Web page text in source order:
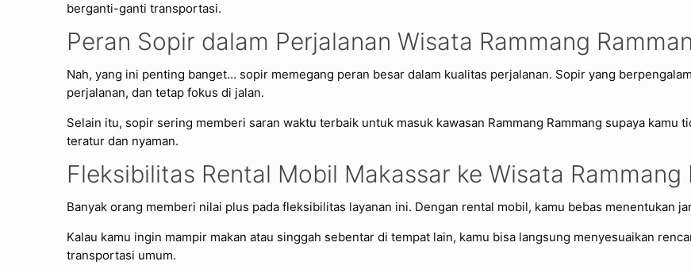
berganti-ganti transportasi.
Peran Sopir dalam Perjalanan Wisata Rammang
Nah, yang ini penting banget… sopir memegang peran besar dalam kualitas perjalanan. Sopir yang
perjalanan, dan tetap fokus di jalan.
Selain itu, sopir sering memberi saran waktu terbaik untuk masuk kawasan Rammang Rammang supaya kamu
teratur dan nyaman.
Fleksibilitas Rental Mobil Makassar ke Wisata Rammang
Banyak orang memberi nilai plus pada fleksibilitas layanan ini. Dengan rental mobil, kamu bebas menentukan
Kalau kamu ingin mampir makan atau singgah sebentar di tempat lain, kamu bisa langsung menyesuaikan
transportasi umum.